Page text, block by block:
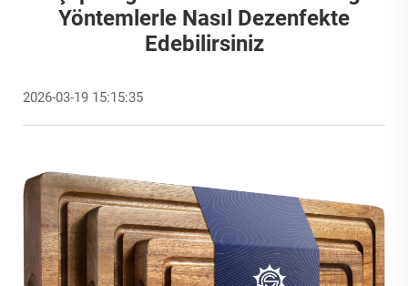
Yöntemlerle Nasıl Dezenfekte
Edebilirsiniz
2026-03-19 15:15:35